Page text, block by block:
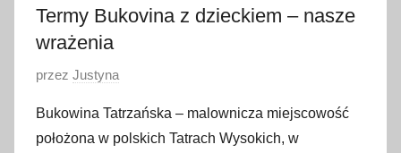
Termy Bukovina z dzieckiem – nasze
wrażenia
O
u
b
przez Justyna
Bukowina Tatrzańska – malownicza miejscowość
położona w polskich Tatrach Wysokich, w